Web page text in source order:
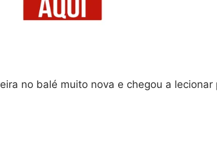
no balé muito nova e chegou a lecionar